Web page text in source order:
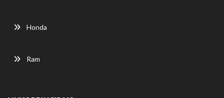
Honda
Ram